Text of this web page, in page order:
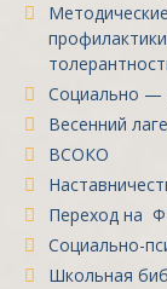
Социально —
Весенний
ВСОКО
Переход на
Социально-
Школьная